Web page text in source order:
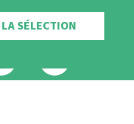
SÉLECTION